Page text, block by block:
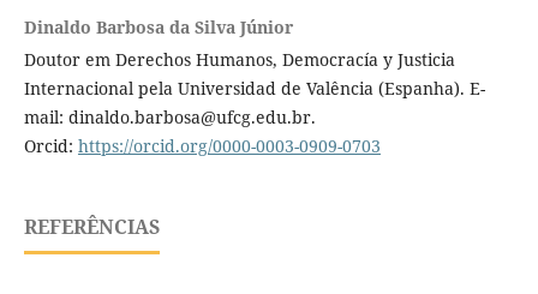
Dinaldo Barbosa da Silva Júnior
Doutor em Derechos Humanos, Democracía y Justicia
Internacional pela Universidad de Valência (Espanha). E-
mail: dinaldo.barbosa@ufcg.edu.br.
Orcid: https://orcid.org/0000-0003-0909-0703
REFERÊNCIAS